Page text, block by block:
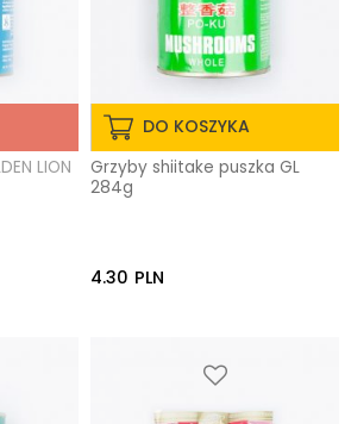
LION
DO KOSZYKA
Grzyby shiitake puszka GL
284g
4.30 PLN